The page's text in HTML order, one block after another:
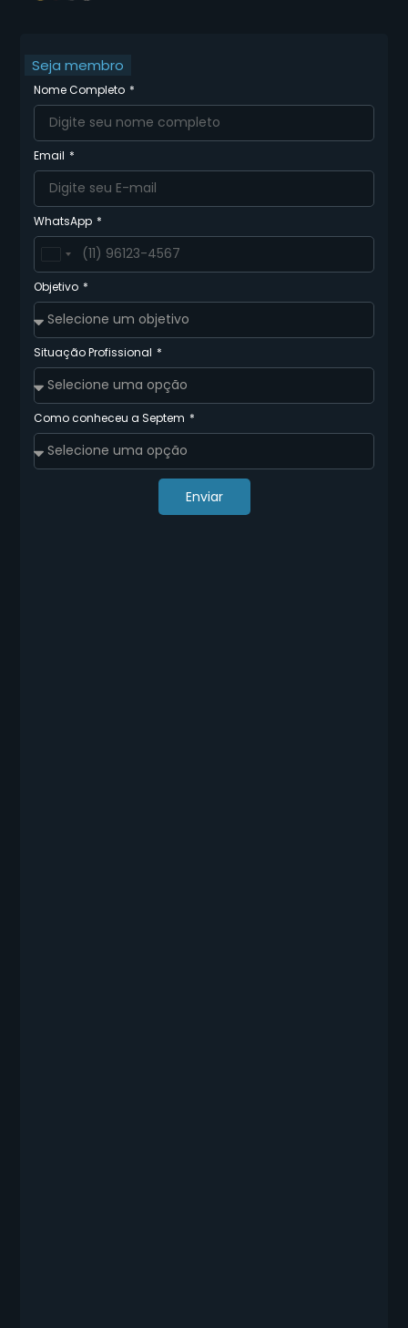
Seja membro
Nome Completo
Email
WhatsApp
Brazil
+55
Objetivo
Situação Profissional
Como conheceu a Septem
Enviar